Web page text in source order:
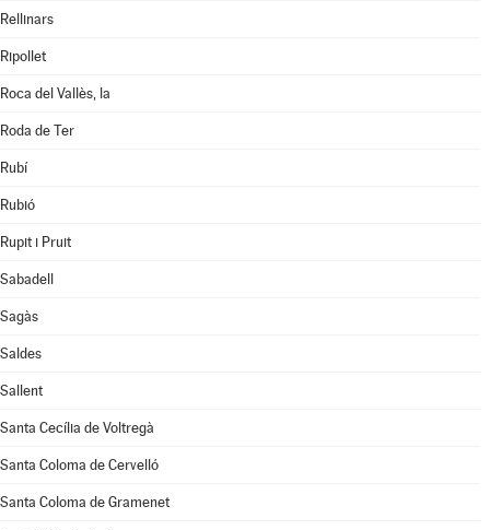
Rellinars
Ripollet
Roca del Vallès, la
Roda de Ter
Rubí
Rubió
Rupit i Pruit
Sabadell
Sagàs
Saldes
Sallent
Santa Cecília de Voltregà
Santa Coloma de Cervelló
Santa Coloma de Gramenet